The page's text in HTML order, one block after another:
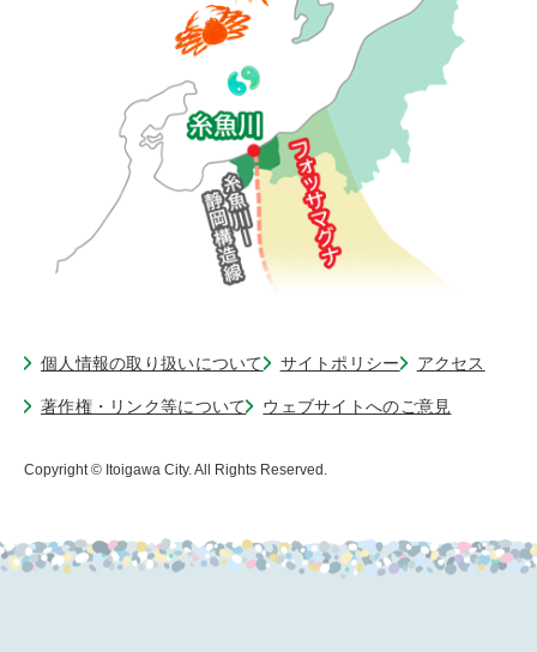
個人情報の取り扱いについて サイトポリシー アクセス
著作権・リンク等について ウェブサイトへのご意見
Copyright © Itoigawa City. All Rights Reserved.